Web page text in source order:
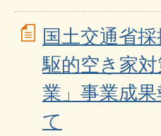
国土交通省
駆的空き家
業」事業成
て